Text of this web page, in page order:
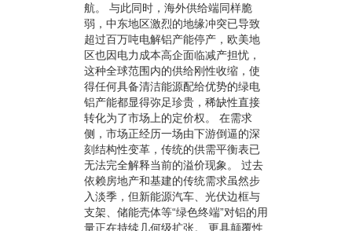
航。 与此同时，海外供给端同样脆
弱，中东地区激烈的地缘冲突已导致
超过百万吨电解铝产能停产，欧美地
区也因电力成本高企面临减产担忧，
这种全球范围内的供给刚性收缩，使
得任何具备清洁能源配给优势的绿电
铝产能都显得弥足珍贵，稀缺性直接
转化为了市场上的定价权。 在需求
侧，市场正经历一场由下游倒逼的深
刻结构性变革，传统的供需平衡表已
无法完全解释当前的溢价现象。 过去
依赖房地产和基建的传统需求虽然步
入淡季，但新能源汽车、光伏边框与
支架、储能壳体等“绿色终端”对铝的用
量正在持续几何级扩张。 更具颠覆性